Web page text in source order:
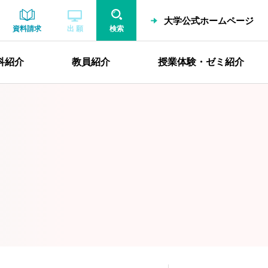
資料請求 出 願 検索
大学公式ホームページ
紹介 教員紹介 授業体験・ゼミ紹介